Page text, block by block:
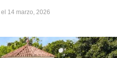
el 14 marzo, 2026